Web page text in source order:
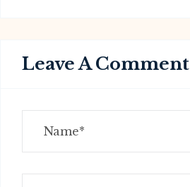
Leave A Comment